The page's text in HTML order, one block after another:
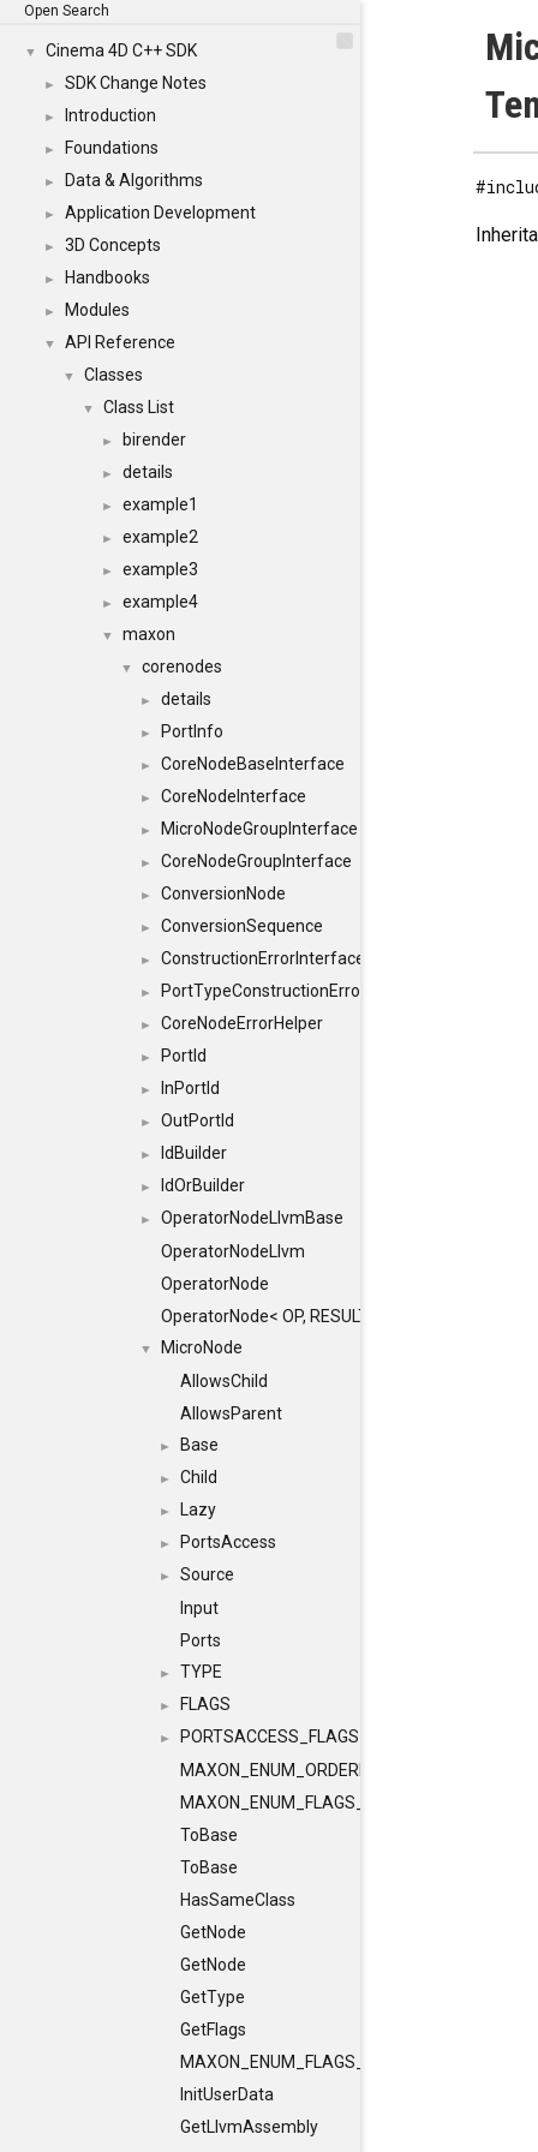
Open Search
▼ Cinema 4D C++ SDK
► SDK Change Notes
► Introduction
► Foundations
► Data & Algorithms
► Application Development
► 3D Concepts
► Handbooks
► Modules
▼ API Reference
▼ Classes
▼ Class List
► birender
► details
► example1
► example2
► example3
► example4
▼ maxon
▼ corenodes
► details
► PortInfo
► CoreNodeBaseInterface
► CoreNodeInterface
► MicroNodeGroupInterface
► CoreNodeGroupInterface
► ConversionNode
► ConversionSequence
► ConstructionErrorInterface
► PortTypeConstructionErrorInterface
► CoreNodeErrorHelper
► PortId
► InPortId
► OutPortId
► IdBuilder
► IdOrBuilder
►
OperatorNodeLlvmBase
OperatorNodeLlvm
OperatorNode
OperatorNode< OP, RESULT(IN...)>
▼
MicroNode
AllowsChild
AllowsParent
► Base
► Child
► Lazy
► PortsAccess
►
Source
Input
Ports
► TYPE
► FLAGS
►
PORTSACCESS_FLAGS
MAXON_ENUM_ORDERED_FLAGS_CLASS
MAXON_ENUM_FLAGS_CLASS
ToBase
ToBase
HasSameClass
GetNode
GetNode
GetType
GetFlags
MAXON_ENUM_FLAGS_CLASS
InitUserData
GetLlvmAssembly